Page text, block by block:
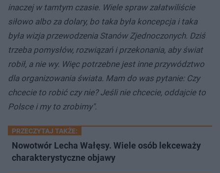
inaczej w tamtym czasie. Wiele spraw załatwiliście
siłowo albo za dolary, bo taka była koncepcja i taka
była wizja przewodzenia Stanów Zjednoczonych. Dziś
trzeba pomysłów, rozwiązań i przekonania, aby świat
robił, a nie wy. Więc potrzebne jest inne przywództwo
dla organizowania świata. Mam do was pytanie: Czy
chcecie to robić czy nie? Jeśli nie chcecie, oddajcie to
Polsce i my to zrobimy".
PRZECZYTAJ TAKŻE:
Nowotwór Lecha Wałęsy. Wiele osób lekceważy
charakterystyczne objawy